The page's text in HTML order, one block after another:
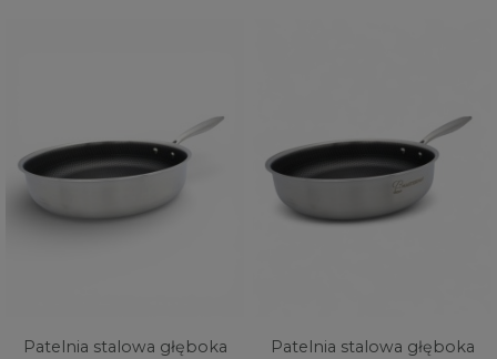
Patelnia stalowa głęboka
Patelnia stalowa głęboka